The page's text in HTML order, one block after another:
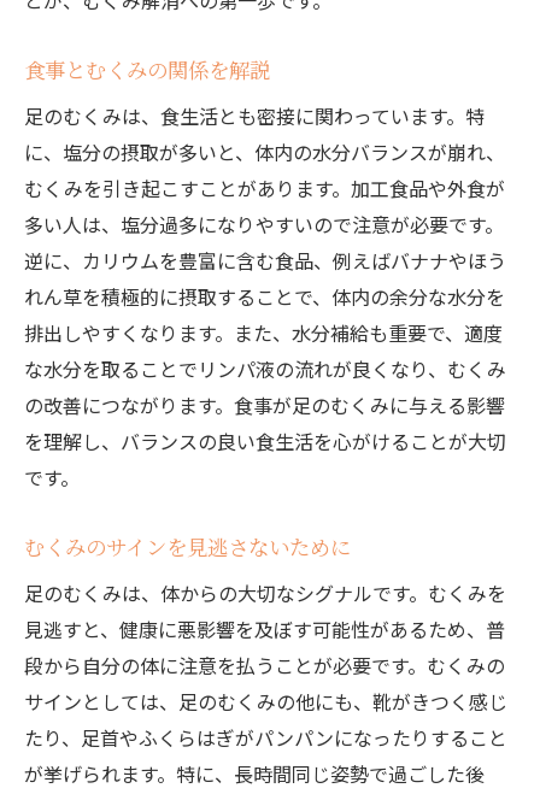
食事とむくみの関係を解説
足のむくみは、食生活とも密接に関わっています。特
に、塩分の摂取が多いと、体内の水分バランスが崩れ、
むくみを引き起こすことがあります。加工食品や外食が
多い人は、塩分過多になりやすいので注意が必要です。
逆に、カリウムを豊富に含む食品、例えばバナナやほう
れん草を積極的に摂取することで、体内の余分な水分を
排出しやすくなります。また、水分補給も重要で、適度
な水分を取ることでリンパ液の流れが良くなり、むくみ
の改善につながります。食事が足のむくみに与える影響
を理解し、バランスの良い食生活を心がけることが大切
です。
むくみのサインを見逃さないために
足のむくみは、体からの大切なシグナルです。むくみを
見逃すと、健康に悪影響を及ぼす可能性があるため、普
段から自分の体に注意を払うことが必要です。むくみの
サインとしては、足のむくみの他にも、靴がきつく感じ
たり、足首やふくらはぎがパンパンになったりすること
が挙げられます。特に、長時間同じ姿勢で過ごした後